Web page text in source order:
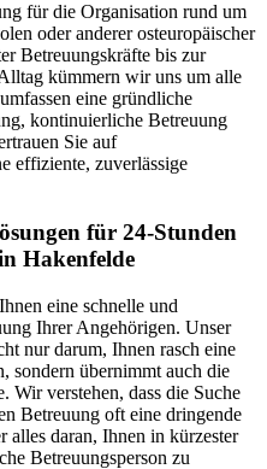
für die Organisation rund um
oder anderer osteuropäischer
Betreuungskräfte bis zur
kümmern wir uns um alle
eine gründliche
kontinuierliche Betreuung
Sie auf
effiziente, zuverlässige
für 24-Stunden
Hakenfelde
eine schnelle und
Ihrer Angehörigen. Unser
nur darum, Ihnen rasch eine
sondern übernimmt auch die
Wir verstehen, dass die Suche
Betreuung oft eine dringende
alles daran, Ihnen in kürzester
Betreuungsperson zu